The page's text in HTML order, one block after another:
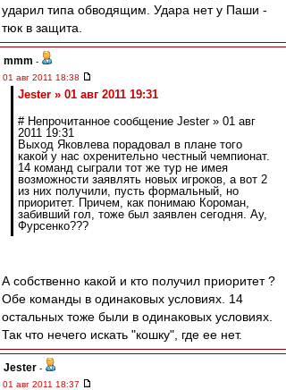
ударил типа обводящим. Удара нет у Паши -
тюк в защита.
mmm -
01 авг 2011 18:38
Jester » 01 авг 2011 19:31
# Непрочитанное сообщение Jester » 01 авг
2011 19:31
Выход Яковлева порадовал в плане того
какой у нас охренительно честный чемпионат.
14 команд сыграли тот же тур не имея
возможности заявлять новых игроков, а вот 2
из них получили, пусть формальный, но
приоритет. Причем, как понимаю Короман,
забивший гол, тоже был заявлен сегодня. Ау,
Фурсенко???
А собственно какой и кто получил приоритет ?
Обе команды в одинаковых условиях. 14
остальных тоже были в одинаковых условиях.
Так что нечего искать "кошку", где ее нет.
Jester -
01 авг 2011 18:37